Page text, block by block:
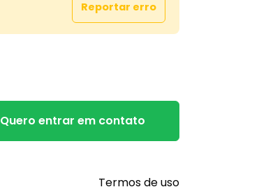
Reportar erro
Quero entrar em contato
Termos de uso